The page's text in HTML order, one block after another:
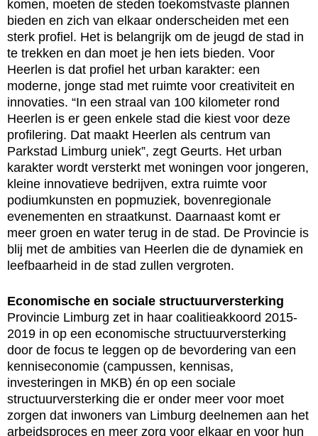
komen, moeten de steden toekomstvaste plannen
bieden en zich van elkaar onderscheiden met een
sterk profiel. Het is belangrijk om de jeugd de stad in
te trekken en dan moet je hen iets bieden. Voor
Heerlen is dat profiel het urban karakter: een
moderne, jonge stad met ruimte voor creativiteit en
innovaties. “In een straal van 100 kilometer rond
Heerlen is er geen enkele stad die kiest voor deze
profilering. Dat maakt Heerlen als centrum van
Parkstad Limburg uniek”, zegt Geurts. Het urban
karakter wordt versterkt met woningen voor jongeren,
kleine innovatieve bedrijven, extra ruimte voor
podiumkunsten en popmuziek, bovenregionale
evenementen en straatkunst. Daarnaast komt er
meer groen en water terug in de stad. De Provincie is
blij met de ambities van Heerlen die de dynamiek en
leefbaarheid in de stad zullen vergroten.
Economische en sociale structuurversterking
Provincie Limburg zet in haar coalitieakkoord 2015-
2019 in op een economische structuurversterking
door de focus te leggen op de bevordering van een
kenniseconomie (campussen, kennisas,
investeringen in MKB) én op een sociale
structuurversterking die er onder meer voor moet
zorgen dat inwoners van Limburg deelnemen aan het
arbeidsproces en meer zorg voor elkaar en voor hun